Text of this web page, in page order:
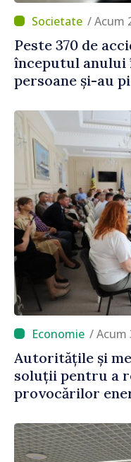
/ Acum
Peste 370 de
începutul anului
persoane și-au
/
Autoritățile și
soluții pentru a
provocărilor